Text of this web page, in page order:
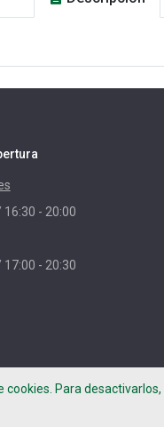
Para
- 20:00
- 20:30